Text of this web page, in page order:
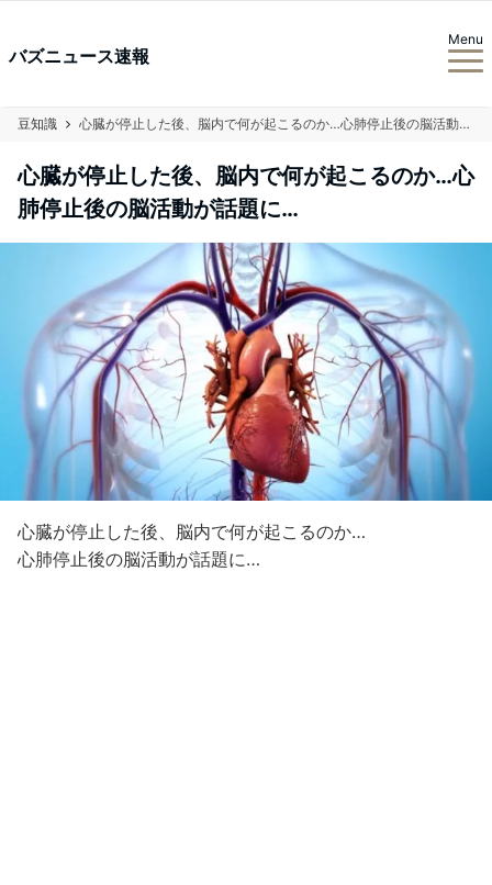
バズニュース速報
Menu
豆知識 心臓が停止した後、脳内で何が起こるのか…心肺停止後の脳活動が話題に…
心臓が停止した後、脳内で何が起こるのか…心
肺停止後の脳活動が話題に…
心臓が停止した後、脳内で何が起こるのか…
心肺停止後の脳活動が話題に…